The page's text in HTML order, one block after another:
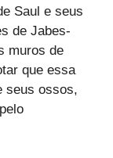
Saul e seus
de Jabes-
muros de
que essa
seus ossos,